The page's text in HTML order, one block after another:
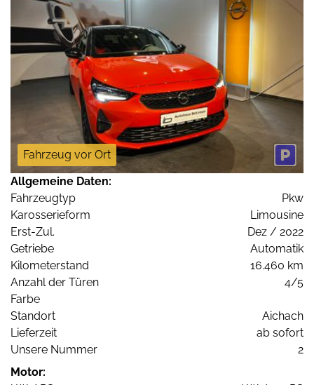
Fahrzeug vor Ort
Allgemeine Daten:
Fahrzeugtyp
Pkw
Karosserieform
Limousine
Erst-Zul.
Dez / 2022
Getriebe
Automatik
Kilometerstand
16.460 km
Anzahl der Türen
4/5
Farbe
Standort
Aichach
Lieferzeit
ab sofort
Unsere Nummer
2
Motor: